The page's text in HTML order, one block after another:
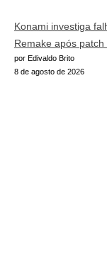
Konami investiga
Remake após patch
por Edivaldo Brito
8 de agosto de 2026